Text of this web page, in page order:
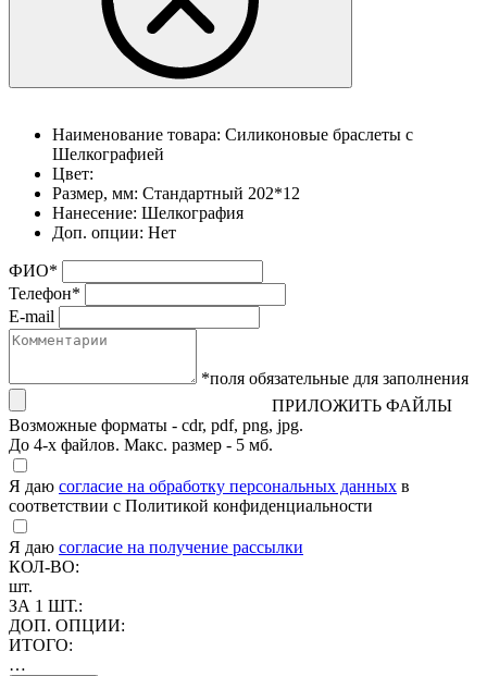
Наименование товара: Силиконовые браслеты с
Шелкографией
Цвет:
Размер, мм: Стандартный 202*12
Нанесение: Шелкография
Доп. опции: Нет
ФИО*
Телефон*
E-mail
*поля обязательные для заполнения
ПРИЛОЖИТЬ ФАЙЛЫ
Возможные форматы - cdr, pdf, png, jpg.
До 4-х файлов. Макс. размер - 5 мб.
Я даю согласие на обработку персональных данных в
соответствии с Политикой конфиденциальности
Я даю согласие на получение рассылки
КОЛ-ВО:
шт.
ЗА 1 ШТ.:
ДОП. ОПЦИИ:
ИТОГО:
…